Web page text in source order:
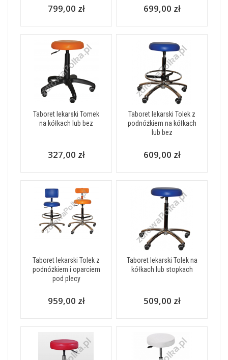
799,00 zł 699,00 zł
Taboret lekarski Tomek
na kółkach lub bez
327,00 zł
Taboret lekarski Tolek z
podnóżkiem na kółkach
lub bez
609,00 zł
Taboret lekarski Tolek z
podnóżkiem i oparciem
pod plecy
959,00 zł
Taboret lekarski Tolek na
kółkach lub stopkach
509,00 zł